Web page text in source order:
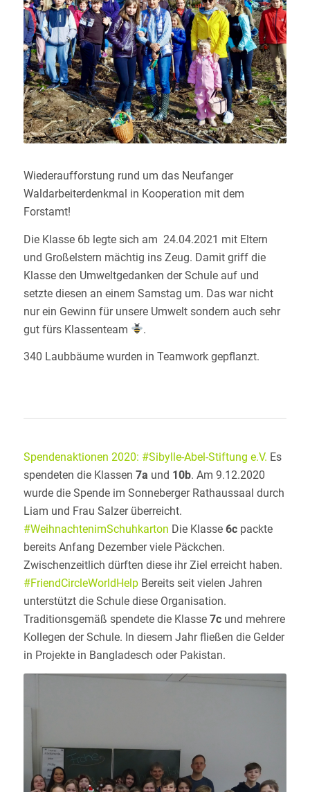
Wiederaufforstung rund um das Neufanger
Waldarbeiterdenkmal in Kooperation mit dem
Forstamt!
Die Klasse 6b legte sich am 24.04.2021 mit Eltern
und Großelstern mächtig ins Zeug. Damit griff die
Klasse den Umweltgedanken der Schule auf und
setzte diesen an einem Samstag um. Das war nicht
nur ein Gewinn für unsere Umwelt sondern auch sehr
gut fürs Klassenteam
.
340 Laubbäume wurden in Teamwork gepflanzt.
Spendenaktionen 2020: #Sibylle-Abel-Stiftung e.V. Es
spendeten die Klassen 7a und 10b. Am 9.12.2020
wurde die Spende im Sonneberger Rathaussaal durch
Liam und Frau Salzer überreicht.
#WeihnachtenimSchuhkarton Die Klasse 6cpackte
bereits Anfang Dezember viele Päckchen.
Zwischenzeitlich dürften diese ihr Ziel erreicht haben.
#FriendCircleWorldHelpBereits seit vielen Jahren
unterstützt die Schule diese Organisation.
Traditionsgemäß spendete die Klasse 7cund mehrere
Kollegen der Schule. In diesem Jahr fließen die Gelder
in Projekte in Bangladesch oder Pakistan.